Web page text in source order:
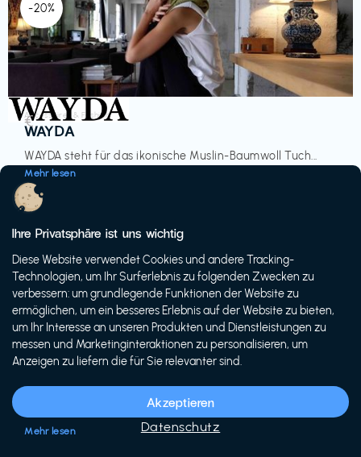
-20%
Accessoires & Fashion
WAYDA
WAYDA steht für das ikonische Muslin-Baumwoll Tuch...
Mehr lesen
€‎
-20%
Siech Cycles
Entdecke den Schweizer Brand für urbane Fahrräder...
Mehr lesen
Ihre Privatsphäre ist uns wichtig
Diese Website verwendet Cookies und andere Tracking-
Technologien, um Ihr Surferlebnis zu folgenden Zwecken zu
verbessern: um grundlegende Funktionen der Website zu
ermöglichen, um ein besseres Erlebnis auf der Website zu bieten,
um Ihr Interesse an unseren Produkten und Dienstleistungen zu
messen und Marketinginteraktionen zu personalisieren, um
Anzeigen zu liefern die für Sie relevanter sind.
Akzeptieren
Datenschutz